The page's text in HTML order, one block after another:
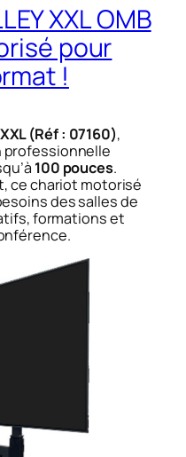
XXL OMB
pour
!
(Réf : 07160),
100 pouces.
ce chariot motorisé
des salles de
formations et